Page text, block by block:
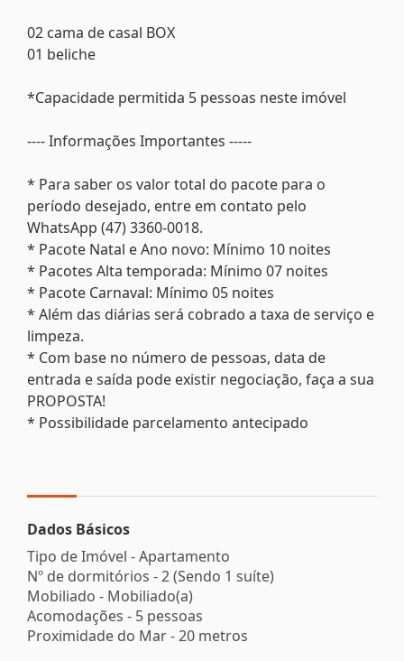
02 cama de casal BOX
01 beliche
*Capacidade permitida 5 pessoas neste imóvel
---- Informações Importantes -----
* Para saber os valor total do pacote para o
período desejado, entre em contato pelo
WhatsApp (47) 3360-0018.
* Pacote Natal e Ano novo: Mínimo 10 noites
* Pacotes Alta temporada: Mínimo 07 noites
* Pacote Carnaval: Mínimo 05 noites
* Além das diárias será cobrado a taxa de serviço e
limpeza.
* Com base no número de pessoas, data de
entrada e saída pode existir negociação, faça a sua
PROPOSTA!
* Possibilidade parcelamento antecipado
Dados Básicos
Tipo de Imóvel - Apartamento
Nº de dormitórios - 2 (Sendo 1 suíte)
Mobiliado - Mobiliado(a)
Acomodações - 5 pessoas
Proximidade do Mar - 20 metros